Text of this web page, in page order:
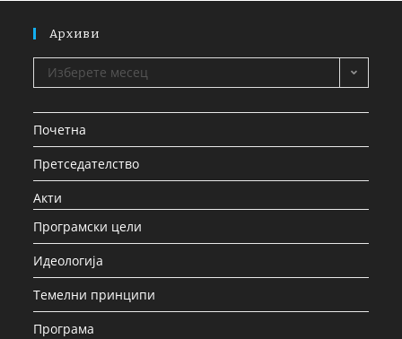
Архиви
Изберете месец
Почетна
Претседателство
Акти
Програмски цели
Идеологија
Темелни принципи
Програма